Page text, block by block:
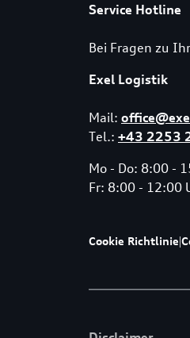
Service Hotline
Bei Fragen zu
Exel Logistik
Mail:
Tel.: +43 2253
Mo - Do: 8:00 -
Fr: 8:00 - 12:00
Cookie Richtlinie|